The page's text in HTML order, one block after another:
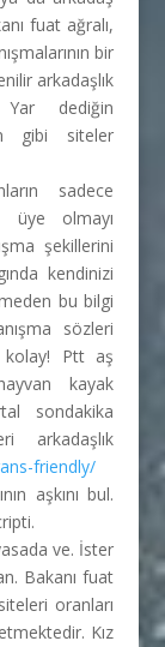
fuat ağralı,
bir
arkadaşlık
dediğin
gibi siteler
sadece
üye olmayı
şekillerini
kendinizi
bu bilgi
sözleri
kolay! Ptt aş
kayak
sondakika
arkadaşlık
friendly/
aşkını bul.
ve. İster
Bakanı fuat
oranları
Kız